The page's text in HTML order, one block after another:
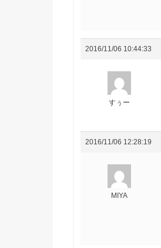
2016/11/06 10:44:33
すぅー
2016/11/06 12:28:19
MIYA